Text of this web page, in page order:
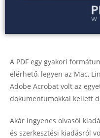
A PDF egy gyakori
elérhető, legyen az Mac,
Adobe Acrobat volt az
dokumentumokkal kellett
Akár ingyenes olvasói
és szerkesztési kiadásról